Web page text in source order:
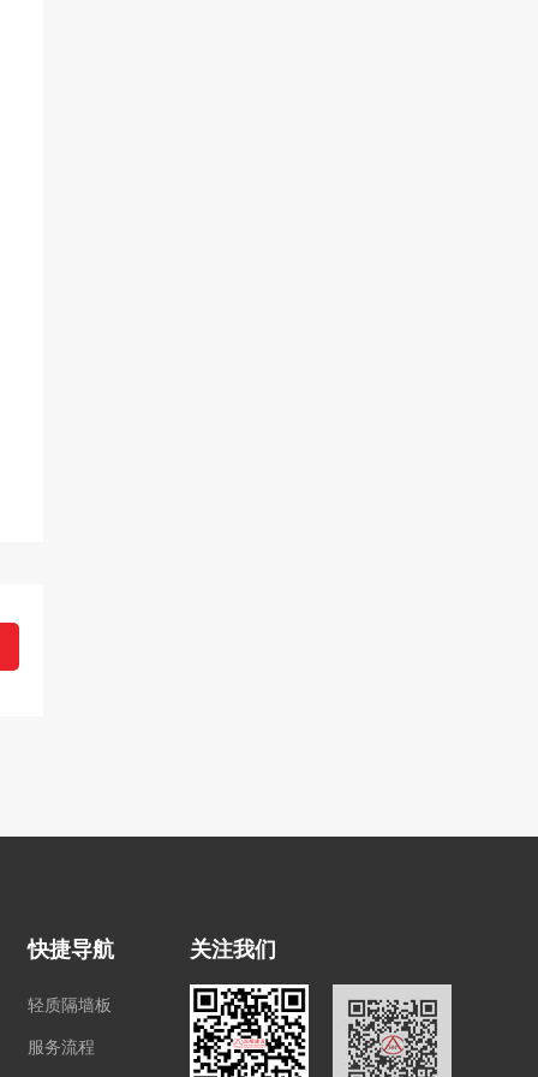
快捷导航
轻质隔墙板
服务流程
关注我们